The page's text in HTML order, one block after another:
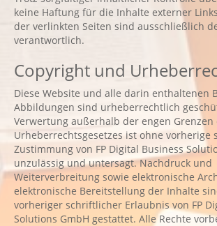
keine Haftung für die Inhalte externer
der verlinkten Seiten sind ausschließlich
verantwortlich.
Copyright und
Diese Website und alle darin enthaltenen
Abbildungen sind urheberrechtlich
Verwertung außerhalb der engen Grenzen
Urheberrechtsgesetzes ist ohne vorherige
Zustimmung von FP Digital Business
unzulässig und untersagt. Nachdruck und
Weiterverbreitung sowie elektronische
elektronische Bereitstellung der Inhalte
vorheriger schriftlicher Erlaubnis von FP
Solutions GmbH gestattet. Alle Rechte